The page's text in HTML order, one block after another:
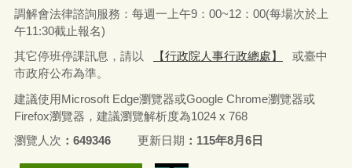
調解會法律諮詢服務：每週一上午9：00~12：00(每場次於上
午11:30截止報名)
其它停班停課訊息，請以
【行政院人事行政總處】
或臺中
市政府公布為準。
建議使用Microsoft Edge瀏覽器或Google Chrome瀏覽器或
Firefox瀏覽器，建議瀏覽解析度為1024 x 768
瀏覽人次
649346 更新日期 115年8月6日